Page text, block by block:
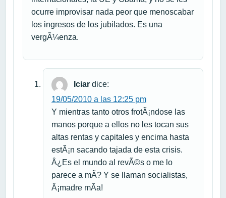
ocurre improvisar nada peor que menoscabar
los ingresos de los jubilados. Es una
vergÃ¼enza.
Iciar dice:
19/05/2010 a las 12:25 pm
Y mientras tanto otros frotÃ¡ndose las
manos porque a ellos no les tocan sus
altas rentas y capitales y encima hasta
estÃ¡n sacando tajada de esta crisis.
Â¿Es el mundo al revÃ©s o me lo
parece a mÃ­? Y se llaman socialistas,
Â¡madre mÃ­a!